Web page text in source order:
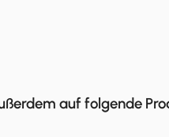
auf folgende